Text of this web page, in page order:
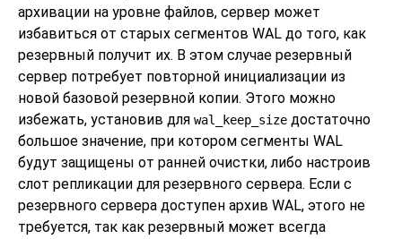
архивации на уровне файлов, сервер может
избавиться от старых сегментов WAL до того, как
резервный получит их. В этом случае резервный
сервер потребует повторной инициализации из
новой базовой резервной копии. Этого можно
избежать, установив для wal_keep_size достаточно
большое значение, при котором сегменты WAL
будут защищены от ранней очистки, либо настроив
слот репликации для резервного сервера. Если с
резервного сервера доступен архив WAL, этого не
требуется, так как резервный может всегда